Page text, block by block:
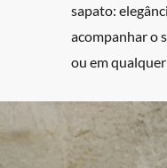
sapato:
acompanhar o
ou em